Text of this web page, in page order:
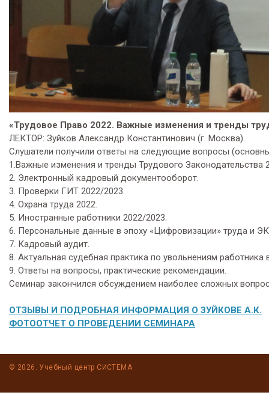
«Трудовое Право 2022. Важные изменения и тренды
ЛЕКТОР: Зуйков Александр Константинович (г. Москва).
Слушатели получили ответы на следующие вопросы
1.Важные изменения и тренды Трудового Законодательства
2. Электронный кадровый документооборот.
3. Проверки ГИТ 2022/2023.
4. Охрана труда 2022.
5. Иностранные работники 2022/2023.
6. Персональные данные в эпоху «Цифровизации» труда и
7. Кадровый аудит.
8. Актуальная судебная практика по увольнениям работника
9. Ответы на вопросы, практические рекомендации.
Семинар закончился обсуждением наиболее сложных
ОТЗЫВЫ И ПОДРОБНАЯ ИНФОРМАЦИЯ О ЗУЙКОВЕ А.К.
ФОТООТЧЕТ О ПРОВЕДЕНИИ СЕМИНАРА
© 2026. Учебный центр СИСТЕМА